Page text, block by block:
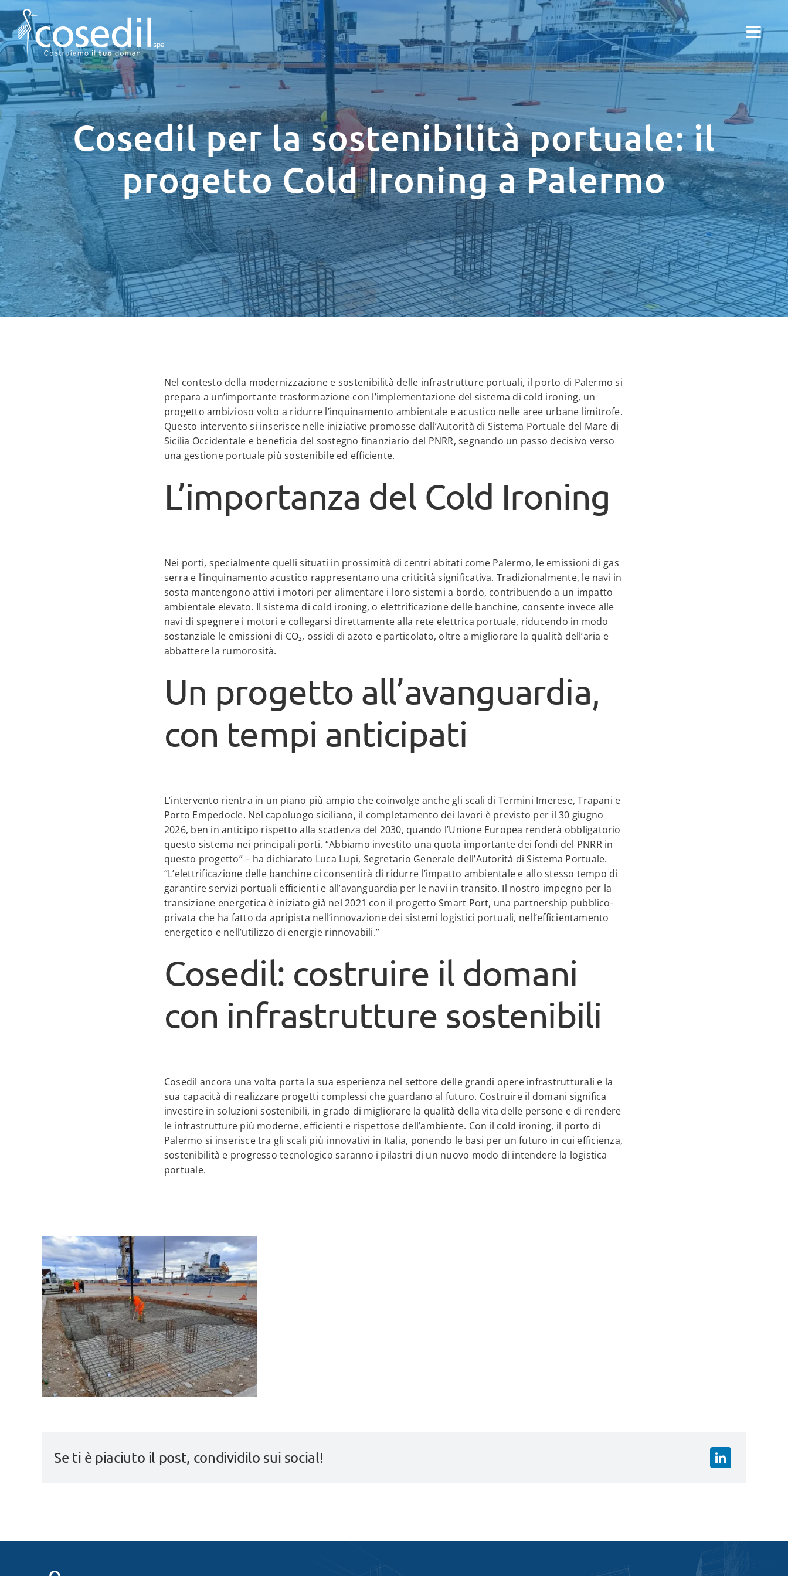
contenuto
Cosedil per la sostenibilità portuale: il
progetto Cold Ironing a Palermo
Nel contesto della modernizzazione e sostenibilità delle infrastrutture portuali, il porto di Palermo si
prepara a un’importante trasformazione con l’implementazione del sistema di cold ironing, un
progetto ambizioso volto a ridurre l’inquinamento ambientale e acustico nelle aree urbane limitrofe.
Questo intervento si inserisce nelle iniziative promosse dall’Autorità di Sistema Portuale del Mare di
Sicilia Occidentale e beneficia del sostegno finanziario del PNRR, segnando un passo decisivo verso
una gestione portuale più sostenibile ed efficiente.
L’importanza del Cold Ironing
Nei porti, specialmente quelli situati in prossimità di centri abitati come Palermo, le emissioni di gas
serra e l’inquinamento acustico rappresentano una criticità significativa. Tradizionalmente, le navi in
sosta mantengono attivi i motori per alimentare i loro sistemi a bordo, contribuendo a un impatto
ambientale elevato. Il sistema di cold ironing, o elettrificazione delle banchine, consente invece alle
navi di spegnere i motori e collegarsi direttamente alla rete elettrica portuale, riducendo in modo
sostanziale le emissioni di CO₂, ossidi di azoto e particolato, oltre a migliorare la qualità dell’aria e
abbattere la rumorosità.
Un progetto all’avanguardia,
con tempi anticipati
L’intervento rientra in un piano più ampio che coinvolge anche gli scali di Termini Imerese, Trapani e
Porto Empedocle. Nel capoluogo siciliano, il completamento dei lavori è previsto per il 30 giugno
2026, ben in anticipo rispetto alla scadenza del 2030, quando l’Unione Europea renderà obbligatorio
questo sistema nei principali porti. “Abbiamo investito una quota importante dei fondi del PNRR in
questo progetto” – ha dichiarato Luca Lupi, Segretario Generale dell’Autorità di Sistema Portuale.
“L’elettrificazione delle banchine ci consentirà di ridurre l’impatto ambientale e allo stesso tempo di
garantire servizi portuali efficienti e all’avanguardia per le navi in transito. Il nostro impegno per la
transizione energetica è iniziato già nel 2021 con il progetto Smart Port, una partnership pubblico-
privata che ha fatto da apripista nell’innovazione dei sistemi logistici portuali, nell’efficientamento
energetico e nell’utilizzo di energie rinnovabili.”
Cosedil: costruire il domani
con infrastrutture sostenibili
Cosedil ancora una volta porta la sua esperienza nel settore delle grandi opere infrastrutturali e la
sua capacità di realizzare progetti complessi che guardano al futuro. Costruire il domani significa
investire in soluzioni sostenibili, in grado di migliorare la qualità della vita delle persone e di rendere
le infrastrutture più moderne, efficienti e rispettose dell’ambiente. Con il cold ironing, il porto di
Palermo si inserisce tra gli scali più innovativi in Italia, ponendo le basi per un futuro in cui efficienza,
sostenibilità e progresso tecnologico saranno i pilastri di un nuovo modo di intendere la logistica
portuale.
Se ti è piaciuto il post, condividilo sui social!